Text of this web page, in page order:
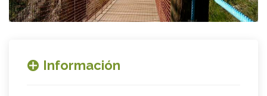
Información